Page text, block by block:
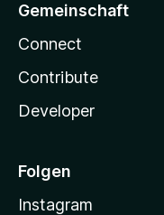
Gemeinschaft
Connect
Contribute
Developer
Folgen
Instagram